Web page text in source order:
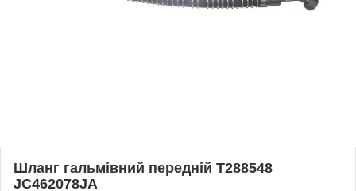
Шланг гальмівний передній T288548
JC462078JA